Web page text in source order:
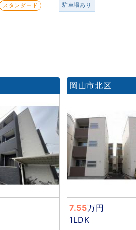
スタンダード 駐車場あり
岡山市北区
7.55万円
1LDK